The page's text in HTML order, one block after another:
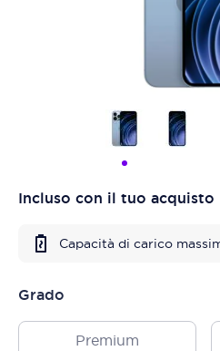
Incluso con il tuo acquisto
Capacità di carico
Grado
Premium